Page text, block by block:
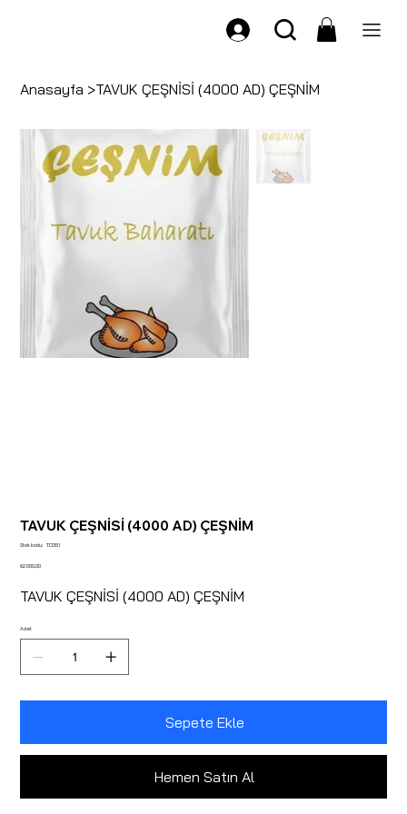
Anasayfa >TAVUK ÇEŞNİSİ (4000 AD) ÇEŞNİM
TAVUK ÇEŞNİSİ (4000 AD) ÇEŞNİM
Stok kodu: Stok
TD351
Fiyat
₺2.000,00
TAVUK ÇEŞNİSİ (4000 AD) ÇEŞNİM
Adet
Sepete Ekle
Hemen Satın Al